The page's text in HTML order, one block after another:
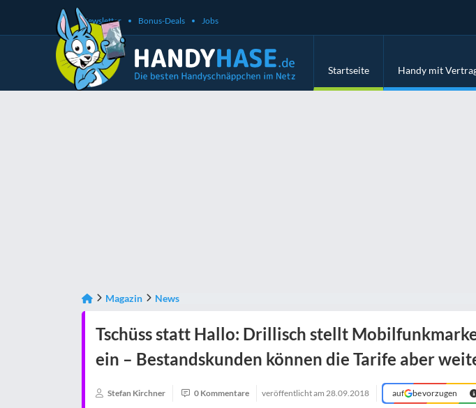
Newsletter Bonus-Deals Jobs
Startseite Handy mit
Magazin News
Tschüss statt Hallo: Drillisch stellt
ein – Bestandskunden können die Tarife aber
Stefan Kirchner 0 Kommentare veröffentlicht am 28.09.2018 auf bevorzugen